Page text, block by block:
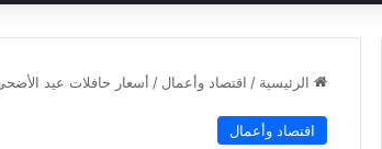
الرئيسية / اقتصاد وأعمال / أسعار حافلات عيد
اقتصاد وأعمال